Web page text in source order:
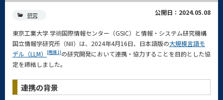
研究 公開日：2024.05.08
東京工業大学 学術国際情報センター（GSIC）と情報・システム研究機構
国立情報学研究所（NII）は、2024年4月16日、日本語版の大規模言語モ
デル（LLM）
[用語1]の研究開発において連携・協力することを目的とした協
定を締結しました。
連携の背景